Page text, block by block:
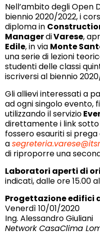
Nell’ambito degli Open
biennio 2020/2022, i
diploma in
ManagerdiVarese,
Edile, in via Monte
una serie di lezioni
studenti delle classi
iscriversi al biennio
Gli allievi interessati a
ad ogni singolo evento,
utilizzando il servizio
direttamente i link
fossero esauriti si
a
di riproporre una
Laboratori aperti di
indicati, dalle ore 15.00
Progettazione edifici
Venerdì 10/01/2020
Ing. Alessandro Giuliani
Network CasaClima